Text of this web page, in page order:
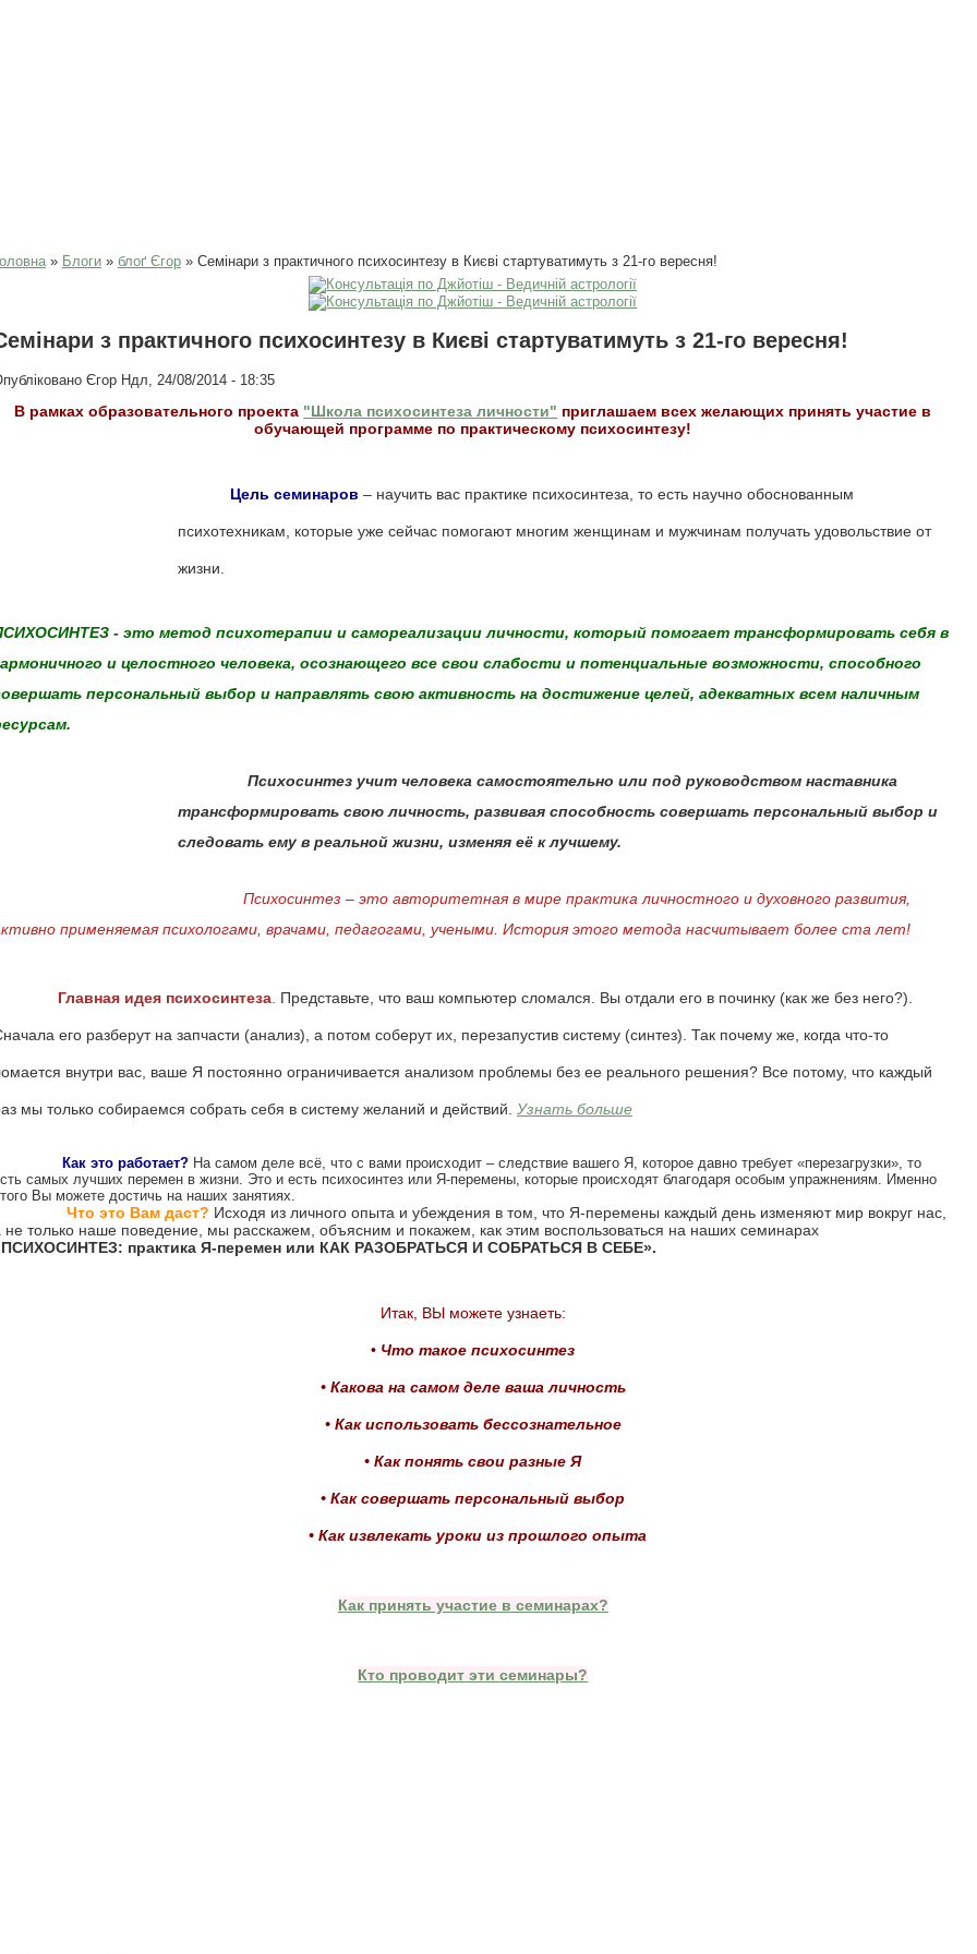
є тут
» Блоги» блоґ Єгор» Семінари з практичного психосинтезу в Києві стартуватимуть з 21-го вересня!
з практичного психосинтезу в Києві стартуватимуть з 21-го вересня!
ЄгорНдл, 24/08/2014 - 18:35
В рамках образовательного проекта "Школа психосинтеза личности" приглашаем всех желающих принять участие в
обучающей программе по практическому психосинтезу!
Цель семинаров – научить вас практике психосинтеза, то есть научно обоснованным
психотехникам, которые уже сейчас помогают многим женщинам и мужчинам получать удовольствие от
жизни.
- это метод психотерапии и самореализации личности, который помогает трансформировать себя в
и целостного человека, осознающего все свои слабости и потенциальные возможности, способного
персональный выбор и направлять свою активность на достижение целей, адекватных всем наличным
Психосинтез учит человека самостоятельно или под руководством наставника
трансформировать свою личность, развивая способность совершать персональный выбор и
следовать ему в реальной жизни, изменяя её к лучшему.
Психосинтез – это авторитетная в мире практика личностного и духовного развития,
применяемая психологами, врачами, педагогами, учеными. История этого метода насчитывает более ста лет!
Главная идея психосинтеза. Представьте, что ваш компьютер сломался. Вы отдали его в починку (как же без него?).
его разберут на запчасти (анализ), а потом соберут их, перезапустив систему (синтез). Так почему же, когда что-то
внутри вас, ваше Я постоянно ограничивается анализом проблемы без ее реального решения? Все потому, что каждый
мы только собираемся собрать себя в систему желаний и действий. Узнать больше
Как это работает? На самом деле всё, что с вами происходит – следствие вашего Я, которое давно требует «перезагрузки», то
самых лучших перемен в жизни. Это и есть психосинтез или Я-перемены, которые происходят благодаря особым упражнениям. Именно
Вы можете достичь на наших занятиях.
Что это Вам даст? Исходя из личного опыта и убеждения в том, что Я-перемены каждый день изменяют мир вокруг нас,
не только наше поведение, мы расскажем, объясним и покажем, как этим воспользоваться на наших семинарах
практика Я-перемен или КАК РАЗОБРАТЬСЯ И СОБРАТЬСЯ В СЕБЕ».
Итак, ВЫ можете узнаеть:
• Что такое психосинтез
• Какова на самом деле ваша личность
• Как использовать бессознательное
• Как понять свои разные Я
• Как совершать персональный выбор
• Как извлекать уроки из прошлого опыта
Как принять участие в семинарах?
Кто проводит эти семинары?